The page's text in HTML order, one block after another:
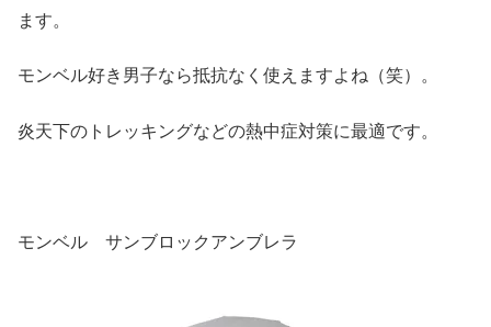
ます。
モンベル好き男子なら抵抗なく使えますよね（笑）。
炎天下のトレッキングなどの熱中症対策に最適です。
モンベル サンブロックアンブレラ